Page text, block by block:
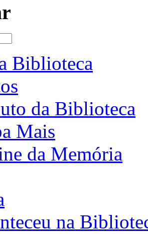
Biblioteca
da Biblioteca
Mais
da Memória
na